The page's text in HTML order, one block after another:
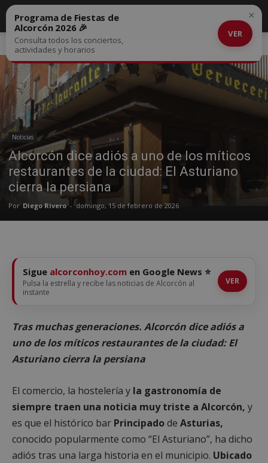
Inicio Noticias
Noticias
Alcorcón dice adiós a uno de los míticos
restaurantes de la ciudad: El Asturiano
cierra la persiana
Por Diego Rivero - domingo, 15 de febrero de 2026
Programa de Fiestas de
Alcorcón 2026 🎉
Consulta todos los conciertos,
actividades y horarios
VER
×
Sigue alcorconhoy.com en Google News ⭐
Pulsa la estrella y recibe las noticias de Alcorcón al
instante
VER
Tras muchas generaciones. Alcorcón dice adiós a
uno de los míticos restaurantes de la ciudad: El
Asturiano cierra la persiana
El comercio, la hostelería y la gastronomía de
siempre traen una noticia muy triste a Alcorcón, y
es que el histórico bar Principadode Asturias,
conocido popularmente como “El Asturiano”, ha dicho
adiós tras una larga historia en el municipio. Ubicado